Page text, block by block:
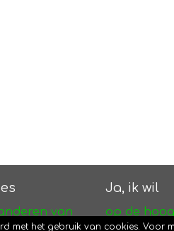
van
Haven vinden
met het gebruik van cookies. Voor
Ja, ik wil
op de
nieuws en